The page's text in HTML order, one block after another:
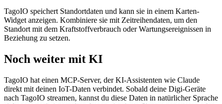
TagoIO speichert Standortdaten und kann sie in einem Karten-
Widget anzeigen. Kombiniere sie mit Zeitreihendaten, um den
Standort mit dem Kraftstoffverbrauch oder Wartungsereignissen in
Beziehung zu setzen.
Noch weiter mit KI
TagoIO hat einen MCP-Server, der KI-Assistenten wie Claude
direkt mit deinen IoT-Daten verbindet. Sobald deine Digi-Geräte
nach TagoIO streamen, kannst du diese Daten in natürlicher Sprache